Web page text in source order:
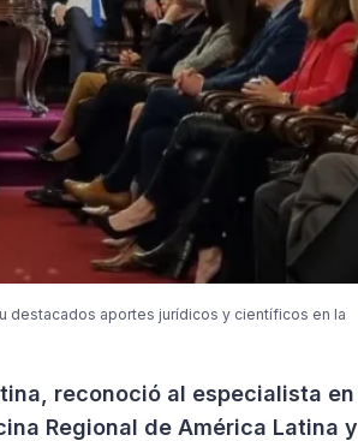
destacados aportes jurídicos y científicos en la
reconoció al especialista en
Regional de América Latina y